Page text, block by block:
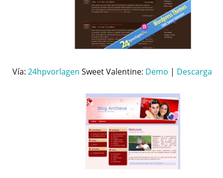
Vía: 24hpvorlagen Sweet Valentine: Demo | Descarga